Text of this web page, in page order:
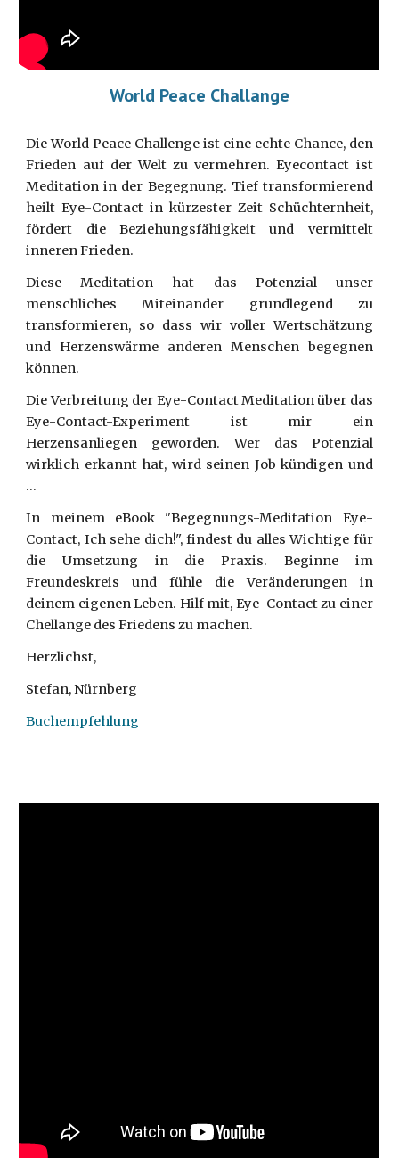
World Peace Challange
Die World Peace Challenge ist eine echte Chance, den
Frieden auf der Welt zu vermehren. Eyecontact ist
Meditation in der Begegnung. Tief transformierend
heilt Eye-Contact in kürzester Zeit Schüchternheit,
fördert die Beziehungsfähigkeit und vermittelt
inneren Frieden.
Diese Meditation hat das Potenzial unser
menschliches Miteinander grundlegend zu
transformieren, so dass wir voller Wertschätzung
und Herzenswärme anderen Menschen begegnen
können.
Die Verbreitung der Eye-Contact Meditation über das
Eye-Contact-Experiment ist mir ein
Herzensanliegen geworden. Wer das Potenzial
wirklich erkannt hat, wird seinen Job kündigen und
...
In meinem eBook "Begegnungs-Meditation Eye-
Contact, Ich sehe dich!", findest du alles Wichtige für
die Umsetzung in die Praxis. Beginne im
Freundeskreis und fühle die Veränderungen in
deinem eigenen Leben. Hilf mit, Eye-Contact zu einer
Chellange des Friedens zu machen.
Herzlichst,
Stefan, Nürnberg
Buchempfehlung